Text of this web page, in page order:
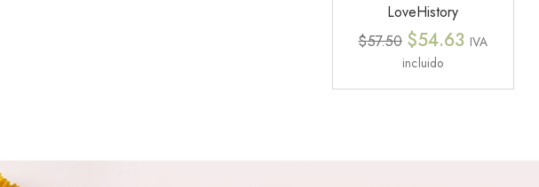
LoveHistory
$57.50 $54.63 IVA
incluido